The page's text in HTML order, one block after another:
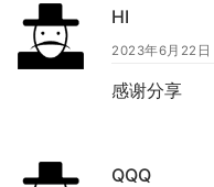
HI
2023年6月22日
感谢分享
QQQ